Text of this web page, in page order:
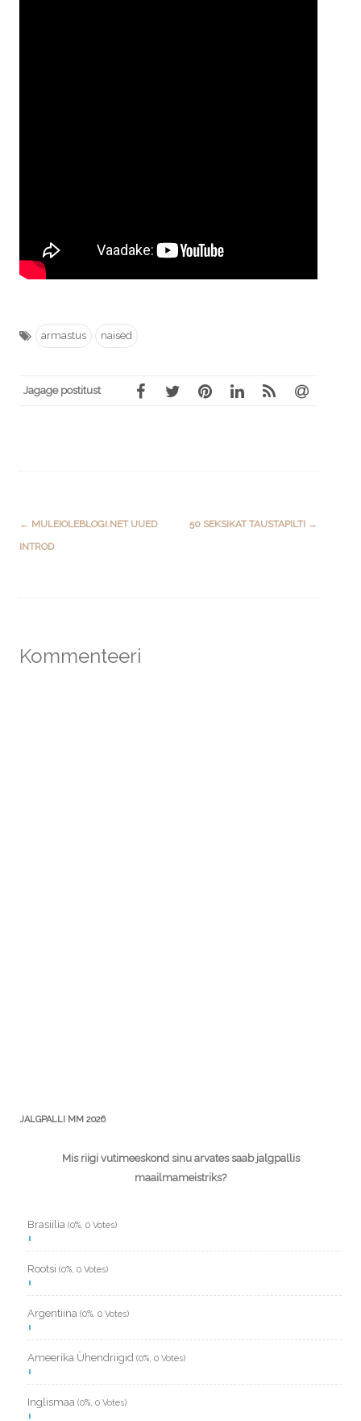
armastus naised
Jagage postitust
Post
navigation
← MULEIOLEBLOGI.NET UUED
INTROD
50 SEKSIKAT TAUSTAPILTI →
Kommenteeri
JALGPALLI MM 2026
Mis riigi vutimeeskond sinu arvates saab jalgpallis
maailmameistriks?
Brasiilia (0%, 0 Votes)
Rootsi (0%, 0 Votes)
Argentiina (0%, 0 Votes)
Ameerika Ühendriigid (0%, 0 Votes)
Inglismaa (0%, 0 Votes)